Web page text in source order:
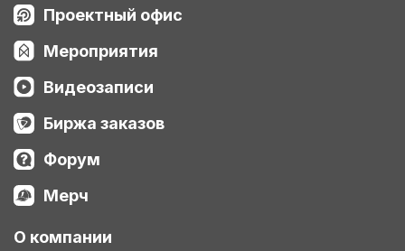
Проектный офис
Мероприятия
Видеозаписи
Биржа заказов
Форум
Мерч
О компании